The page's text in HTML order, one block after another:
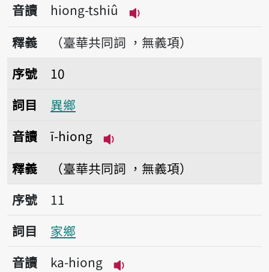
音讀
hiong-tshiû
播放音讀hiong-tshiû
釋義
（臺華共同詞 ，無義項）
序號10異鄉
序號
10
詞目
異鄉
音讀
ī-hiong
釋義
（臺華共同詞 ，無義項）
序號11家鄉
序號
11
詞目
家鄉
音讀
ka-hiong